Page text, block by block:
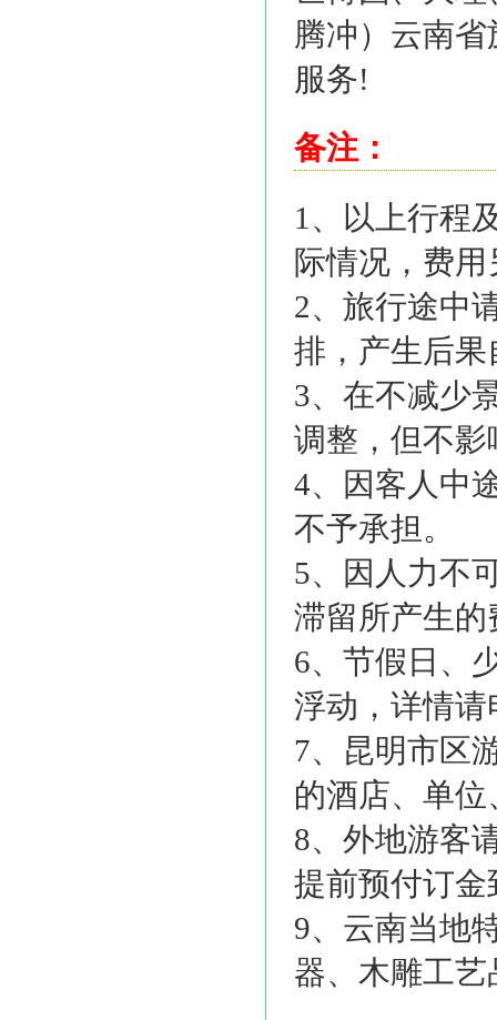
腾冲）云南
服务!
备注：
1、以上行程
际情况，费用
2、旅行途中
排，产生后果
3、在不减少
调整，但不
4、因客人中
不予承担。
5、因人力不
滞留所产生
6、节假日、
浮动，详情
7、昆明市区
的酒店、单
8、外地游客
提前预付订
9、云南当地
器、木雕工